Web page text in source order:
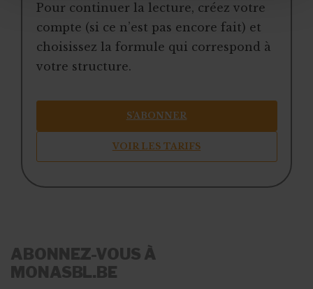
Pour continuer la lecture, créez votre
compte (si ce n’est pas encore fait) et
choisissez la formule qui correspond à
votre structure.
S’ABONNER
VOIR LES TARIFS
ABONNEZ-VOUS À
MONASBL.BE